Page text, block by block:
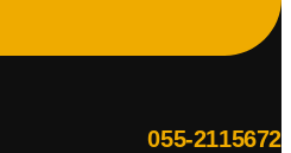
055-2115672